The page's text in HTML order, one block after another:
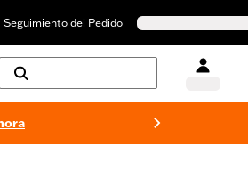
Seguimiento del Pedido